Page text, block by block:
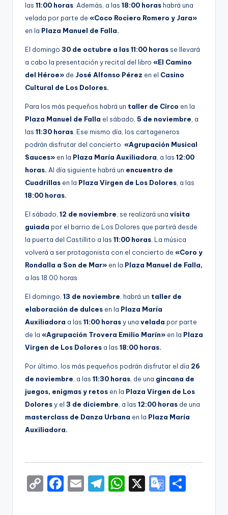
las 11:00 horas. Además, a las 18:00 horas habrá una
velada por parte de «Coco Rociero Romero y Jara»
en la Plaza Manuel de Falla.
El domingo 30 de octubre a las 11:00 horas se llevará
a cabo la presentación y recital del libro «El Camino
del Héroe» de José Alfonso Pérez en el Casino
Cultural de Los Dolores.
Para los más pequeños habrá un taller de Circo en la
Plaza Manuel de Falla el sábado, 5 de noviembre, a
las 11:30 horas. Ese mismo día, los cartageneros
podrán disfrutar del concierto «Agrupación Musical
Sauces» en la Plaza María Auxiliadora, a las 12:00
horas. Al día siguiente habrá un encuentro de
Cuadrillas en la Plaza Virgen de Los Dolores, a las
18:00 horas.
El sábado, 12 de noviembre, se realizará una visita
guiada por el barrio de Los Dolores que partirá desde
la puerta del Castillito a las 11:00 horas. La música
volverá a ser protagonista con el concierto de «Coro y
Rondalla a Son de Mar» en la Plaza Manuel de Falla,
a las 18:00 horas.
El domingo, 13 de noviembre, habrá un taller de
elaboración de dulces en la Plaza María
Auxiliadora a las 11:00 horasy una velada por parte
de la «Agrupación Trovera Emilio Marín» en la Plaza
Virgen de Los Dolores a las 18:00 horas.
Por último, los más pequeños podrán disfrutar el día 26
de noviembre, a las 11:30 horas, de una gincana de
juegos, enigmas y retos en la Plaza Virgen de Los
Doloresy el 3 de diciembre, a las 12:00 horas de una
masterclass de Danza Urbana en la Plaza María
Auxiliadora.
C F
E
T
W X
G